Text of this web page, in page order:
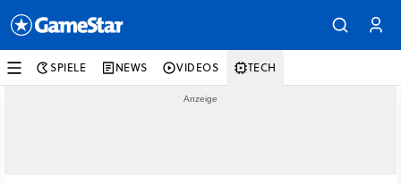
SPIELE NEWS VIDEOS TECH